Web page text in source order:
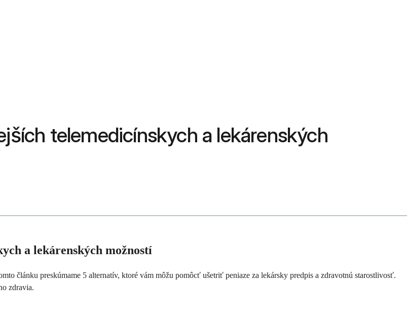
telemedicínskych a lekárenských
a lekárenských možností
článku preskúmame 5 alternatív, ktoré vám môžu pomôcť ušetriť peniaze za lekársky predpis a zdravotnú starostlivosť.
zdravia.